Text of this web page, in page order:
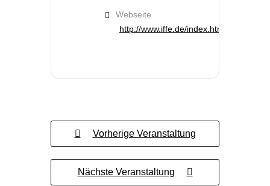
Webseite
http://www.iffe.de/index.html
Vorherige Veranstaltung
Nächste Veranstaltung